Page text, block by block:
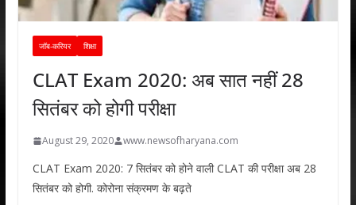
जॉब-करियर शिक्षा
CLAT Exam 2020: अब सात नहीं 28
सितंबर को होगी परीक्षा
August 29, 2020 www.newsofharyana.com
CLAT Exam 2020: 7 सितंबर को होने वाली CLAT की परीक्षा अब 28
सितंबर को होगी. कोरोना संक्रमण के बढ़ते